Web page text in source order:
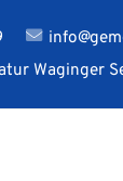
Waginger